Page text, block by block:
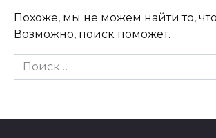
Похоже, мы не можем найти то,
Возможно, поиск поможет.
Search
for: